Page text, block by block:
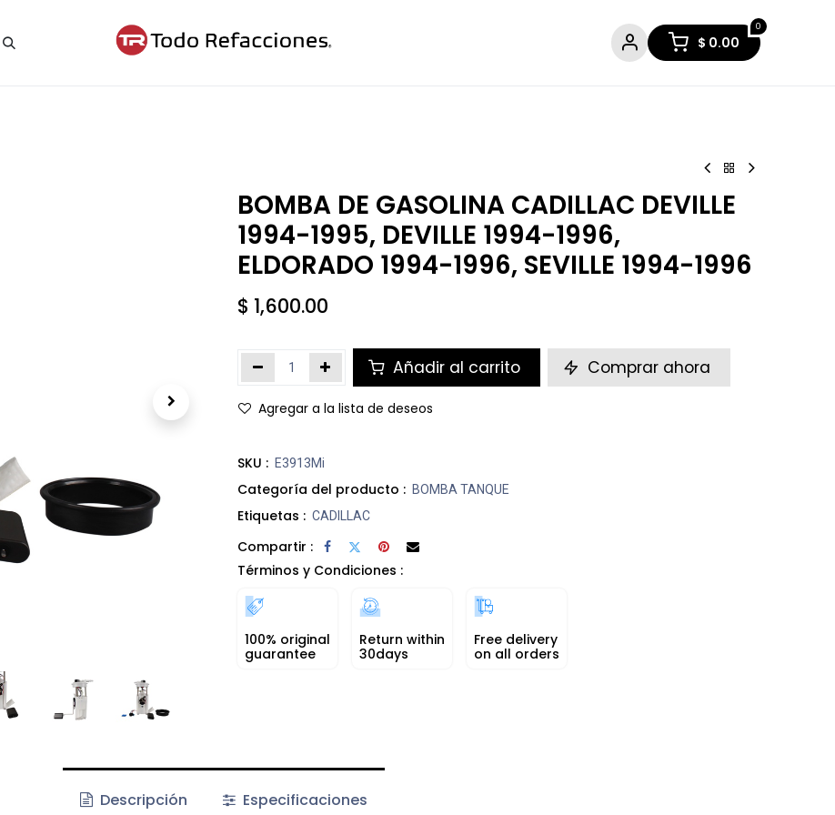
0
$ 0.00
BOMBA DE GASOLINA CADILLAC DEVILLE
1994-1995, DEVILLE 1994-1996,
ELDORADO 1994-1996, SEVILLE 1994-1996
$ 1,600.00
Añadir al carrito Comprar ahora
Agregar a la lista de deseos
SKU : E3913Mi
Categoría del producto : BOMBA TANQUE
Etiquetas : CADILLAC
Compartir :
Términos y Condiciones :
100% original
guarantee
Return within
30days
Free delivery
on all orders
Descripción Especificaciones